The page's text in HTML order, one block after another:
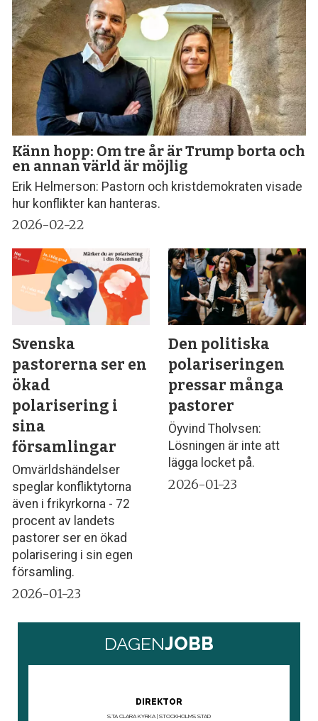
Känn hopp: Om tre år är Trump borta och
en annan värld är möjlig
Erik Helmerson: Pastorn och kristdemokraten visade
hur konflikter kan hanteras.
2026-02-22
Svenska
pastorerna ser en
ökad
polarisering i
sina
församlingar
Omvärldshändelser
speglar konfliktytorna
även i frikyrkorna - 72
procent av landets
pastorer ser en ökad
polarisering i sin egen
församling.
2026-01-23
Den politiska
polariseringen
pressar många
pastorer
Öyvind Tholvsen:
Lösningen är inte att
lägga locket på.
2026-01-23